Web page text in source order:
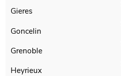
Gieres
Goncelin
Grenoble
Heyrieux